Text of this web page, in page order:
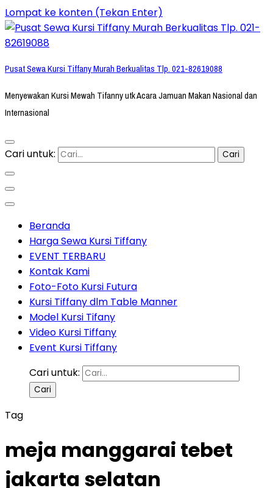
Lompat ke konten (Tekan Enter)
Pusat Sewa Kursi Tiffany Murah Berkualitas Tlp. 021-82619088
Menyewakan Kursi Mewah Tifanny utk Acara Jamuan Makan Nasional dan
Internasional
Cari untuk:
Beranda
Harga Sewa Kursi Tiffany
EVENT TERBARU
Kontak Kami
Foto-Foto Kursi Futura
Kursi Tiffany dlm Table Manner
Model Kursi Tifany
Video Kursi Tiffany
Event Kursi Tiffany
Cari untuk:
Tag
meja manggarai tebet
jakarta selatan